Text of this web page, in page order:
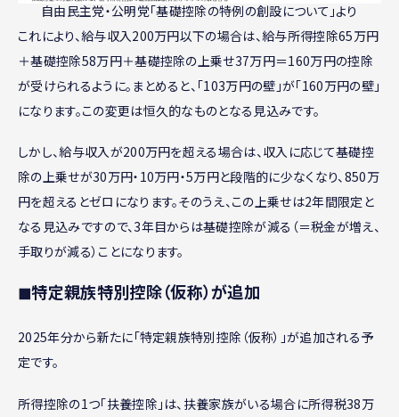
自由民主党・公明党「基礎控除の特例の創設について」より
これにより、給与収入200万円以下の場合は、給与所得控除65万円
＋基礎控除58万円＋基礎控除の上乗せ37万円＝160万円の控除
が受けられるように。まとめると、「103万円の壁」が「160万円の壁」
になります。この変更は恒久的なものとなる見込みです。
しかし、給与収入が200万円を超える場合は、収入に応じて基礎控
除の上乗せが30万円・10万円・5万円と段階的に少なくなり、850万
円を超えるとゼロになります。そのうえ、この上乗せは2年間限定と
なる見込みですので、3年目からは基礎控除が減る（＝税金が増え、
手取りが減る）ことになります。
◼︎特定親族特別控除（仮称）が追加
2025年分から新たに「特定親族特別控除（仮称）」が追加される予
定です。
所得控除の1つ「扶養控除」は、扶養家族がいる場合に所得税38万